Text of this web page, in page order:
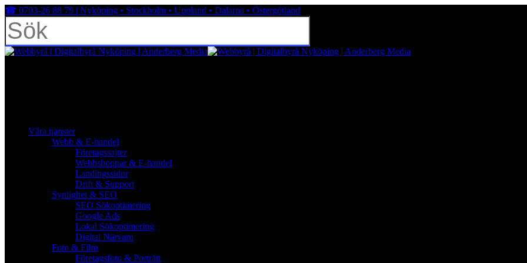
Skip
to
main
content
☎︎ 0703-26 88 79 | Nyköping • Stockholm • Uppland • Dalarna • Östergötland
Close
Våra tjänster
Webb & E-handel
Företagssajter
Webbshoppar & E-handel
Landingssidor
Drift & Support
Synlighet & SEO
SEO Sökoptimering
Google Ads
Lokal Sökoptimering
Digital Närvaro
Foto & Film
Företagsfoto & Porträtt